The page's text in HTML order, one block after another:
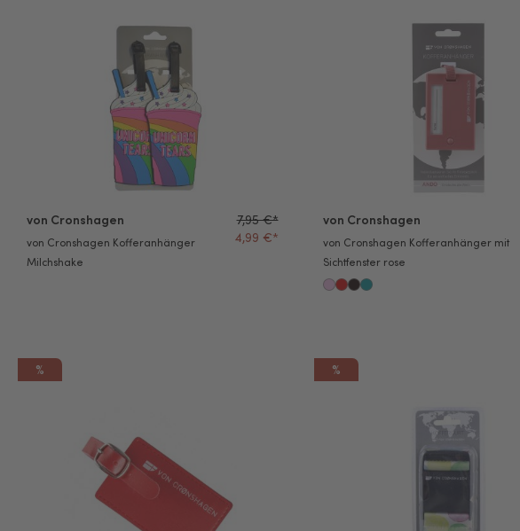
von Cronshagen
von Cronshagen Kofferanhänger
Milchshake
7,95 €*
4,99 €*
von Cronshagen
von Cronshagen Kofferanhänger mit
Sichtfenster rose
%
%